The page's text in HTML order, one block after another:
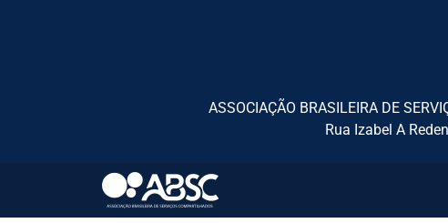
ASSOCIAÇÃO BRASILEIRA DE
Rua Izabel A